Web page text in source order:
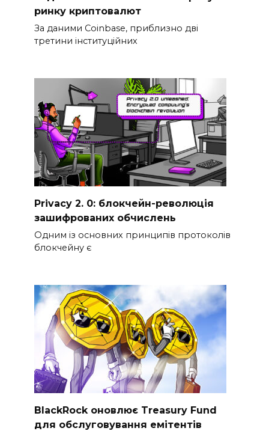
ринку криптовалют
За даними Coinbase, приблизно дві
третини інституційних
Privacy 2. 0: блокчейн-революція
зашифрованих обчислень
Одним із основних принципів протоколів
блокчейну є
BlackRock оновлює Treasury Fund
для обслуговування емітентів